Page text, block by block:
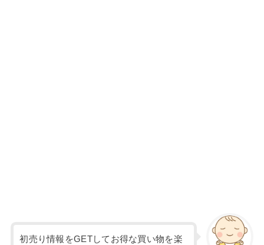
初売り情報をGETしてお得な買い物を楽